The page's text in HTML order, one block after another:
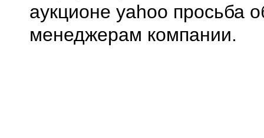
аукционе yahoo просьба
менеджерам компании.